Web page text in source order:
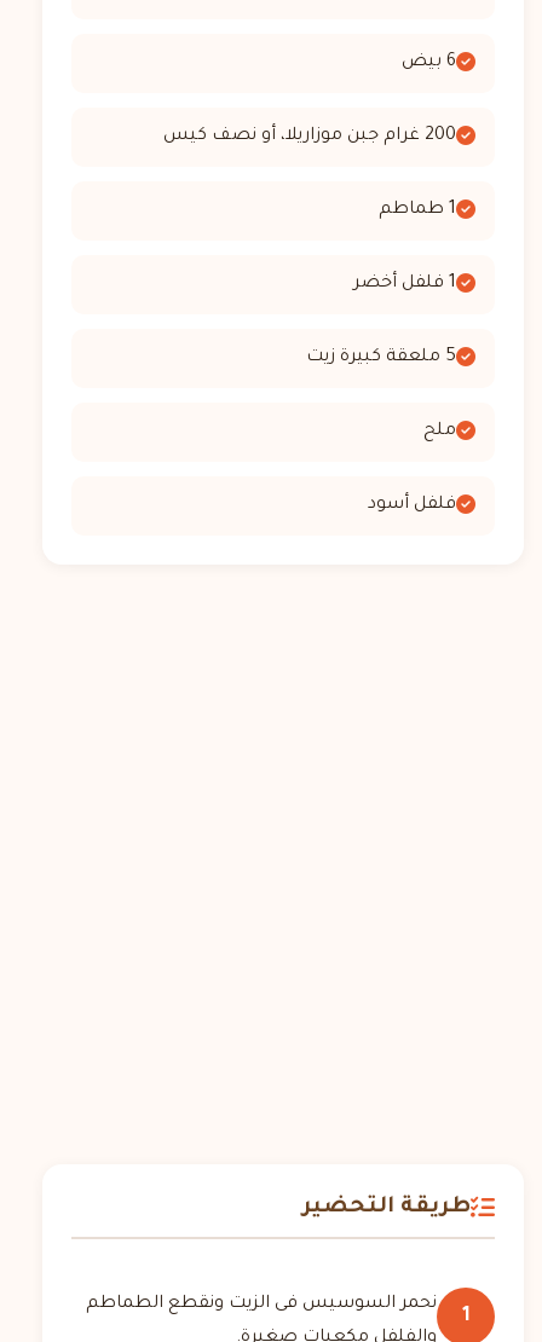
6 بيض
200 غرام جبن موزاريلا، أو نصف كيس
1 طماطم
1 فلفل أخضر
5 ملعقة كبيرة زيت
ملح
فلفل أسود
طريقة التحضير
1
نحمر السوسيس فى الزيت ونقطع الطماطم